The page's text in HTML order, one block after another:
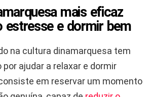
mais eficaz
estresse e dormir bem
na cultura dinamarquesa tem
ajudar a relaxar e dormir
em reservar um momento